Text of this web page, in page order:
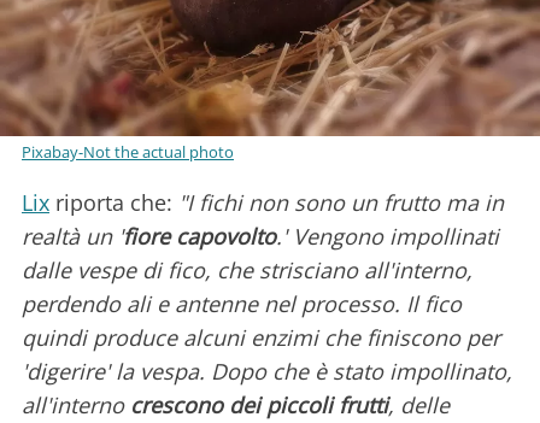
Pixabay-Not the actual photo
Lix riporta che: "I fichi non sono un frutto ma in
realtà un 'fiore capovolto.' Vengono impollinati
dalle vespe di fico, che strisciano all'interno,
perdendo ali e antenne nel processo. Il fico
quindi produce alcuni enzimi che finiscono per
'digerire' la vespa. Dopo che è stato impollinato,
all'interno crescono dei piccoli frutti, delle